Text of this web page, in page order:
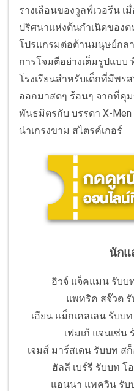
รางเลือนของวูลฟ์เวอรีน เ
ปริศนาแห่งต้นกำเนิดของต
โปรแกรมต่อต้านมนุษย์กล
การโจมตีอย่างเต็มรูปแบบ
โรงเรียนสำหรับเด็กที่มีพ
ออกมาสดๆ ร้อนๆ จากที่คุ
พันธมิตรกับ บรรดา X-
น่าเกรงขาม สไตรค์เกอร์
นักแ
ฮิวจ์ แจ็คแมน รับบ
แพทริค สจ๊วต รั
เอียน แม็กเคลเลน รับ
เฟมเก้ แจนเซ่น
เจมส์ มาร์สเดน รับบท
ฮัลลี เบร์รี รับบท โ
แอนนา แพควิน รับ